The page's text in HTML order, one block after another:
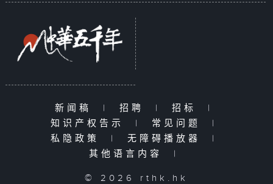
新闻稿 | 招聘 | 招标
|
知识产权告示
| 常见问题
|
私隐政策
| 无障碍播放器
|
其他语言内容
|
© 2026 rthk.hk